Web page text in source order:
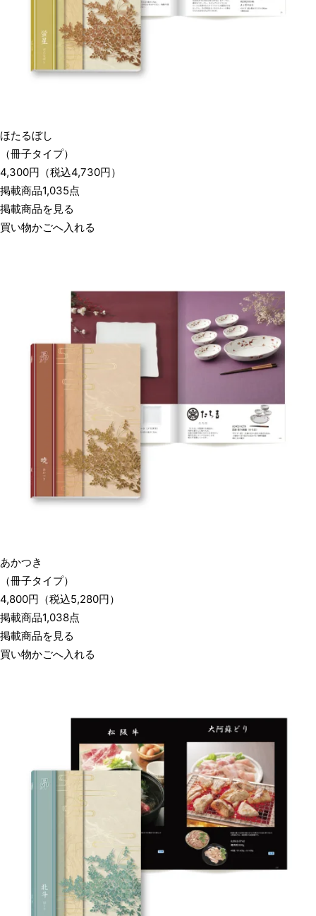
ほたるぼし
（冊子タイプ）
4,300円 （税込4,730円）
掲載商品1,035点
掲載商品を見る
買い物かごへ入れる
あかつき
（冊子タイプ）
4,800円 （税込5,280円）
掲載商品1,038点
掲載商品を見る
買い物かごへ入れる